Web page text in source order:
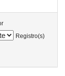
Registro(s)